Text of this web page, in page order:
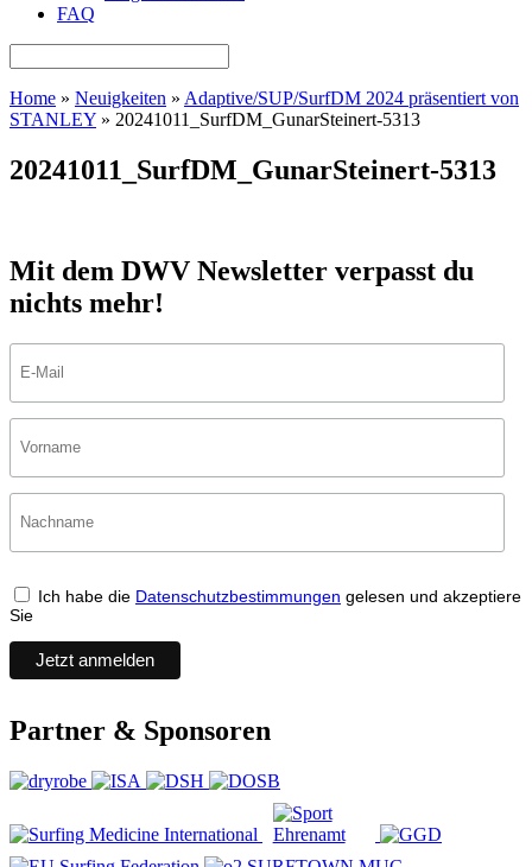
FAQ
Home » Neuigkeiten » Adaptive/SUP/SurfDM 2024 präsentiert von
STANLEY » 20241011_SurfDM_GunarSteinert-5313
20241011_SurfDM_GunarSteinert-5313
Mit dem DWV Newsletter verpasst du
nichts mehr!
Ich habe die Datenschutzbestimmungen gelesen und akzeptiere
Sie
Partner & Sponsoren